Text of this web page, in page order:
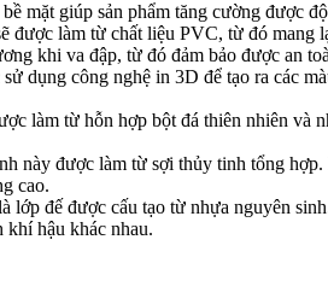
giúp sản phẩm tăng cường được
được làm từ chất liệu PVC, từ đó
khi va đập, từ đó đảm bảo được an
dụng công nghệ in 3D để tạo ra các
làm từ hỗn hợp bột đá thiên nhiên và
này được làm từ sợi thủy tinh tổng
cao.
lớp đế được cấu tạo từ nhựa nguyên
khí hậu khác nhau.